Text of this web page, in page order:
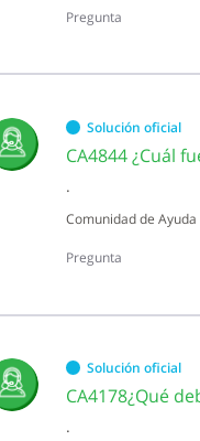
Pregunta
Solución oficial
.
Comunidad de Ayuda
Pregunta
Solución oficial
.